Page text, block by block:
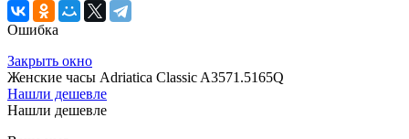
Ошибка
Закрыть окно
Женские часы Adriatica Classic A3571.5165Q
Нашли дешевле
Нашли дешевле